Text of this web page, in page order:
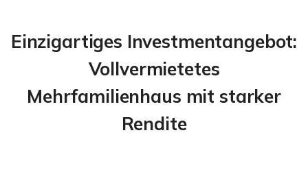
Einzigartiges Investmentangebot:
Vollvermietetes
Mehrfamilienhaus mit starker
Rendite